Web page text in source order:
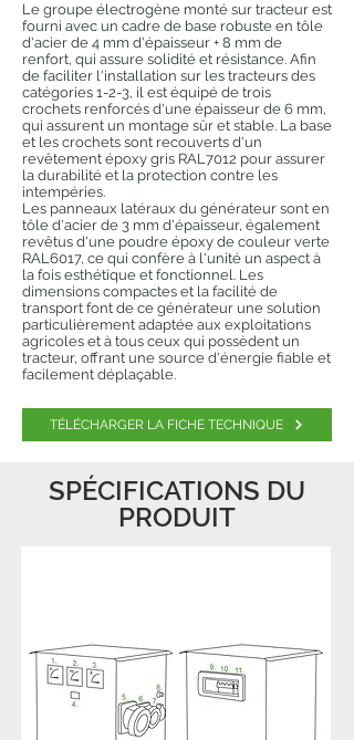
Le groupe électrogène monté sur tracteur est
fourni avec un cadre de base robuste en tôle
d'acier de 4 mm d'épaisseur + 8 mm de
renfort, qui assure solidité et résistance. Afin
de faciliter l'installation sur les tracteurs des
catégories 1-2-3, il est équipé de trois
crochets renforcés d'une épaisseur de 6 mm,
qui assurent un montage sûr et stable. La base
et les crochets sont recouverts d'un
revêtement époxy gris RAL7012 pour assurer
la durabilité et la protection contre les
intempéries.
Les panneaux latéraux du générateur sont en
tôle d'acier de 3 mm d'épaisseur, également
revêtus d'une poudre époxy de couleur verte
RAL6017, ce qui confère à l'unité un aspect à
la fois esthétique et fonctionnel. Les
dimensions compactes et la facilité de
transport font de ce générateur une solution
particulièrement adaptée aux exploitations
agricoles et à tous ceux qui possèdent un
tracteur, offrant une source d'énergie fiable et
facilement déplaçable.
TÉLÉCHARGER LA FICHE TECHNIQUE
SPÉCIFICATIONS DU
PRODUIT